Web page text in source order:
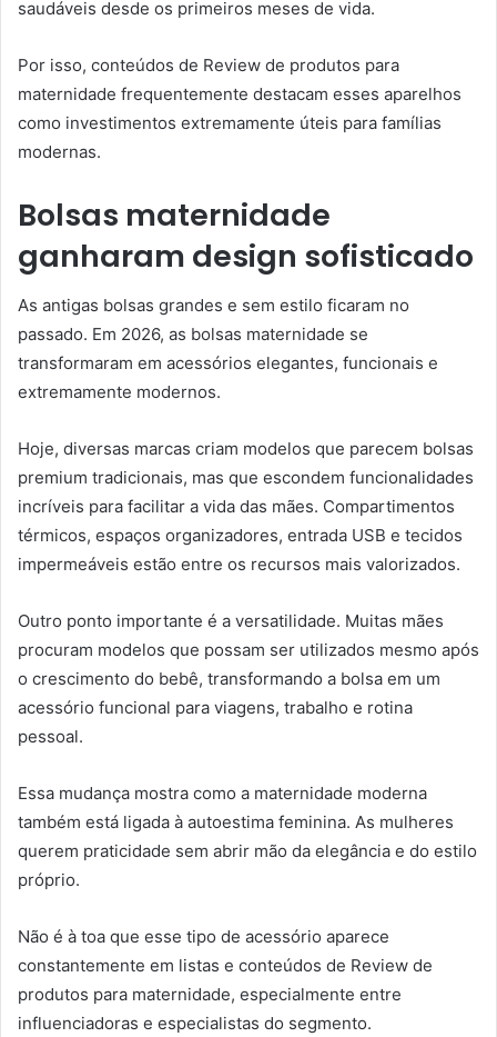
saudáveis desde os primeiros meses de vida.
Por isso, conteúdos de Review de produtos para
maternidade frequentemente destacam esses aparelhos
como investimentos extremamente úteis para famílias
modernas.
Bolsas maternidade
ganharam design sofisticado
As antigas bolsas grandes e sem estilo ficaram no
passado. Em 2026, as bolsas maternidade se
transformaram em acessórios elegantes, funcionais e
extremamente modernos.
Hoje, diversas marcas criam modelos que parecem bolsas
premium tradicionais, mas que escondem funcionalidades
incríveis para facilitar a vida das mães. Compartimentos
térmicos, espaços organizadores, entrada USB e tecidos
impermeáveis estão entre os recursos mais valorizados.
Outro ponto importante é a versatilidade. Muitas mães
procuram modelos que possam ser utilizados mesmo após
o crescimento do bebê, transformando a bolsa em um
acessório funcional para viagens, trabalho e rotina
pessoal.
Essa mudança mostra como a maternidade moderna
também está ligada à autoestima feminina. As mulheres
querem praticidade sem abrir mão da elegância e do estilo
próprio.
Não é à toa que esse tipo de acessório aparece
constantemente em listas e conteúdos de Review de
produtos para maternidade, especialmente entre
influenciadoras e especialistas do segmento.